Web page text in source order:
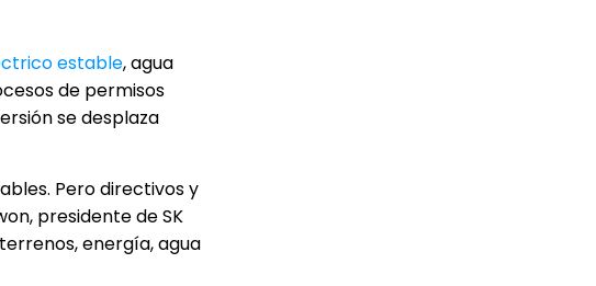
estable, agua
de permisos
se desplaza
Pero directivos y
presidente de SK
energía, agua